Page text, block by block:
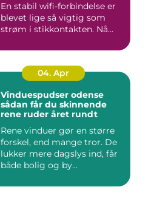
En stabil wifi-forbindelse er
blevet lige så vigtig som
strøm i stikkontakten. Nå...
04. Apr
Vinduespudser odense
sådan får du skinnende
rene ruder året rundt
Rene vinduer gør en større
forskel, end mange tror. De
lukker mere dagslys ind, får
både bolig og by...